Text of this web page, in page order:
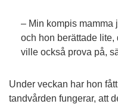
– Min kompis mamma
och hon berättade
ville också prova på,
Under veckan har hon
tandvården fungerar, att